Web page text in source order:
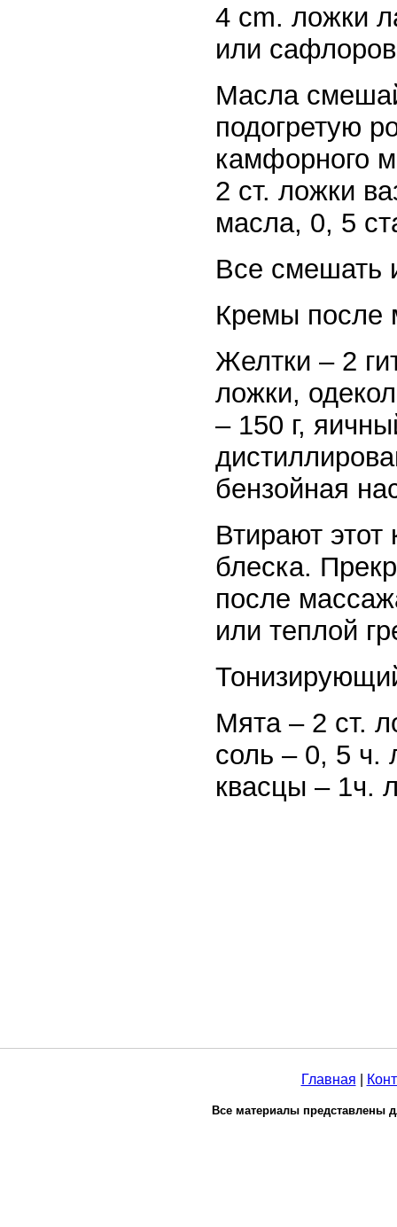
4 cm. ложки
или
Масла
подогретую
камфорного
2 ст. ложки
масла, 0, 5
Все смешать
Кремы после
Желтки – 2
ложки,
– 150 г,
бензойная
Втирают этот
блеска.
после
или теплой
Мята – 2 ст.
соль – 0, 5 ч.
квасцы – 1ч.
Главная
Все материалы представлены